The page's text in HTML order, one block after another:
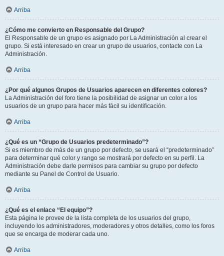
Arriba
¿Cómo me convierto en Responsable del Grupo?
El Responsable de un grupo es asignado por La Administración al crear el
grupo. Si está interesado en crear un grupo de usuarios, contacte con La
Administración.
Arriba
¿Por qué algunos Grupos de Usuarios aparecen en diferentes colores?
La Administración del foro tiene la posibilidad de asignar un color a los
usuarios de un grupo para hacer más fácil su identificación.
Arriba
¿Qué es un “Grupo de Usuarios predeterminado”?
Si es miembro de más de un grupo por defecto, se usará el “predeterminado”
para determinar qué color y rango se mostrará por defecto en su perfil. La
Administración debe darle permisos para cambiar su grupo por defecto
mediante su Panel de Control de Usuario.
Arriba
¿Qué es el enlace “El equipo”?
Esta página le provee de la lista completa de los usuarios del grupo,
incluyendo los administradores, moderadores y otros detalles, como los foros
que se encarga de moderar cada uno.
Arriba